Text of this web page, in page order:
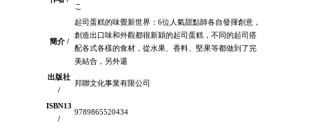
こ
簡介 /
起司蛋糕的味覺新世界：6位人氣甜點師各自發揮創意，
創造出口味和外觀都很新穎的起司蛋糕，不同的起司搭
配各式各樣的食材，從水果、香料、堅果等都做到了完
美結合，另外還
出版社
/
邦聯文化事業有限公司
ISBN13
/
9789865520434